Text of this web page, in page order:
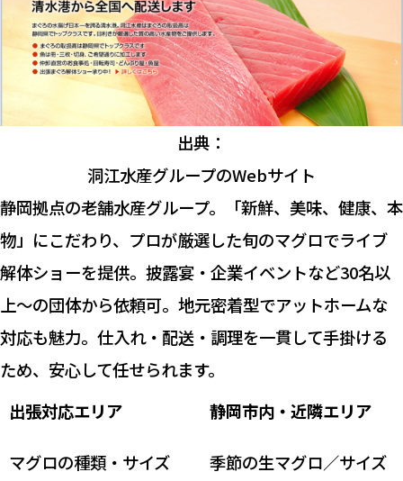
出典：
洞江水産グループのWebサイト
静岡拠点の老舗水産グループ。「新鮮、美味、健康、本
物」にこだわり、プロが厳選した旬のマグロでライブ
解体ショーを提供。披露宴・企業イベントなど30名以
上～の団体から依頼可。地元密着型でアットホームな
対応も魅力。仕入れ・配送・調理を一貫して手掛ける
ため、安心して任せられます。
出張対応エリア
静岡市内・近隣エリア
マグロの種類・サイズ
季節の生マグロ／サイズ